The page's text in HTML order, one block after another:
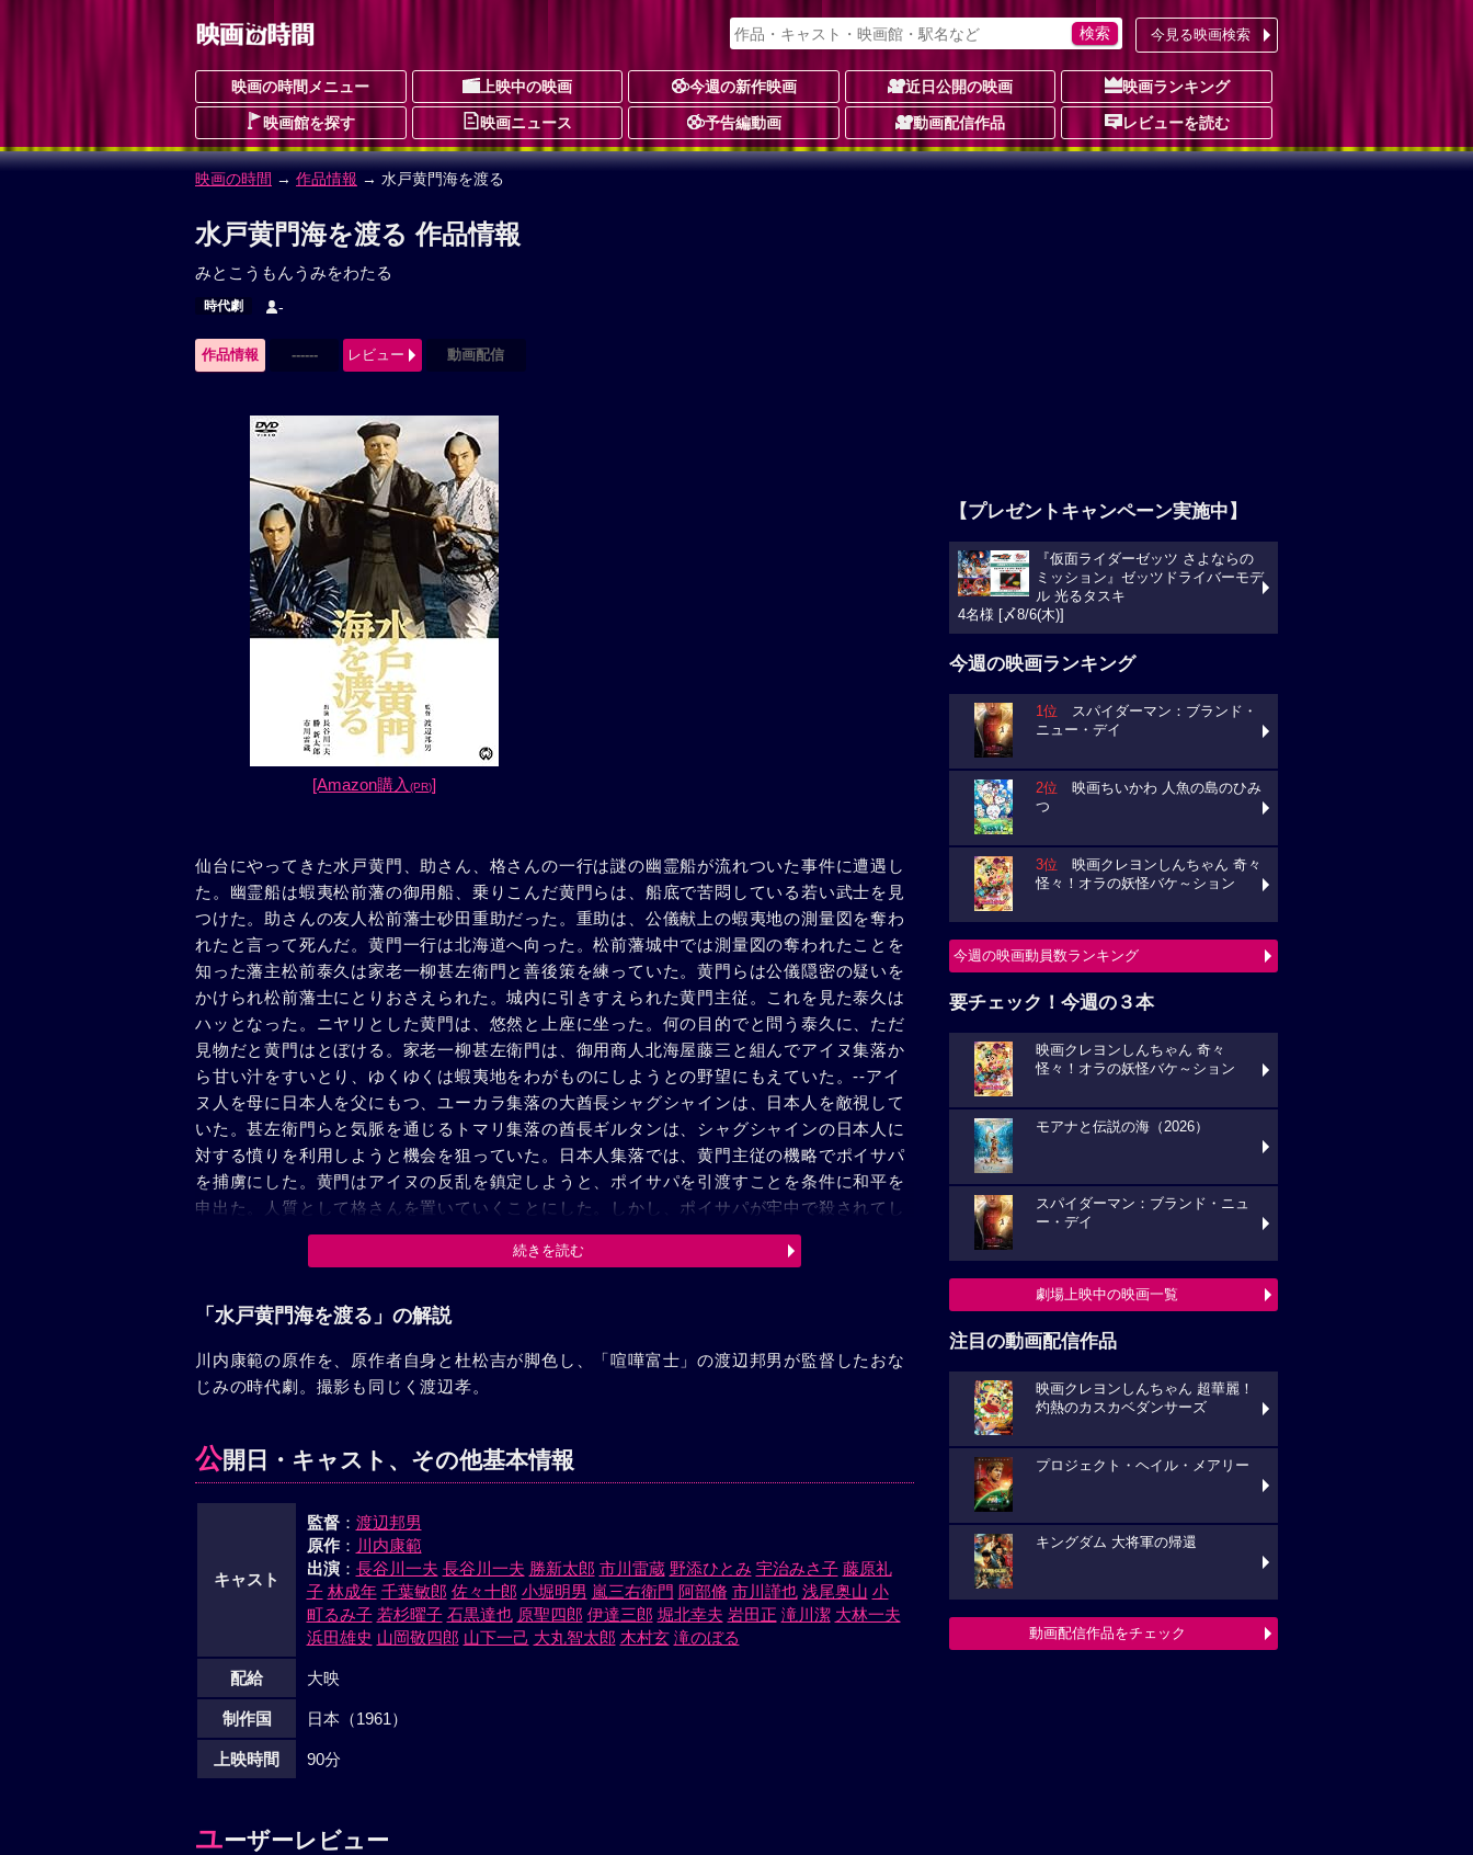
今見る映画検索
映画の時間メニュー 上映中の映画 今週の新作映画 近日公開の映画 映画ランキング
映画館を探す 映画ニュース 予告編動画 動画配信作品 レビューを読む
映画の時間 → 作品情報 → 水戸黄門海を渡る
水戸黄門海を渡る 作品情報
みとこうもんうみをわたる
時代劇 -
作品情報 ------ レビュー 動画配信
[Amazon購入(PR)]
仙台にやってきた水戸黄門、助さん、格さんの一行は謎の幽霊船が流れついた事件に遭遇し
た。幽霊船は蝦夷松前藩の御用船、乗りこんだ黄門らは、船底で苦悶している若い武士を見
つけた。助さんの友人松前藩士砂田重助だった。重助は、公儀献上の蝦夷地の測量図を奪わ
れたと言って死んだ。黄門一行は北海道へ向った。松前藩城中では測量図の奪われたことを
知った藩主松前泰久は家老一柳甚左衛門と善後策を練っていた。黄門らは公儀隠密の疑いを
かけられ松前藩士にとりおさえられた。城内に引きすえられた黄門主従。これを見た泰久は
ハッとなった。ニヤリとした黄門は、悠然と上座に坐った。何の目的でと問う泰久に、ただ
見物だと黄門はとぼける。家老一柳甚左衛門は、御用商人北海屋藤三と組んでアイヌ集落か
ら甘い汁をすいとり、ゆくゆくは蝦夷地をわがものにしようとの野望にもえていた。--アイ
ヌ人を母に日本人を父にもつ、ユーカラ集落の大酋長シャグシャインは、日本人を敵視して
いた。甚左衛門らと気脈を通じるトマリ集落の酋長ギルタンは、シャグシャインの日本人に
対する憤りを利用しようと機会を狙っていた。日本人集落では、黄門主従の機略でポイサパ
を捕虜にした。黄門はアイヌの反乱を鎮定しようと、ポイサパを引渡すことを条件に和平を
申出た。人質として格さんを置いていくことにした。しかし、ポイサパが牢中で殺されてし
まった。格さんが、ギルタンに襲われるシャグシャインの妹ノサップを助けた。ノサップは
格さんに乙女心をもやした。ギルタンの策謀もあり、アイヌの総攻撃が開始された。格さん
われ、和平を説いた。シャグシャインの心は動揺した。これを察知したギルタンは、甚左衛
地に平和が戻った。黄門主従は、シャグシャイン、ノサップに見送られて北海道をあとに、
足のむくまま諸国漫遊の旅を続ける。
続きを読む
「水戸黄門海を渡る」の解説
川内康範の原作を、原作者自身と杜松吉が脚色し、「喧嘩富士」の渡辺邦男が監督したおな
じみの時代劇。撮影も同じく渡辺孝。
公開日・キャスト、その他基本情報
キャスト
監督： 渡辺邦男
原作： 川内康範
出演： 長谷川一夫 長谷川一夫 勝新太郎 市川雷蔵 野添ひとみ 宇治みさ子 藤原礼
子 林成年 千葉敏郎 佐々十郎 小堀明男 嵐三右衛門 阿部脩 市川謹也 浅尾奥山 小
町るみ子 若杉曜子 石黒達也 原聖四郎 伊達三郎 堀北幸夫 岩田正 滝川潔 大林一夫
浜田雄史 山岡敬四郎 山下一己 大丸智太郎 木村玄 滝のぼる
配給 大映
制作国 日本（1961）
上映時間 90分
ユーザーレビュー
【プレゼントキャンペーン実施中】
『仮面ライダーゼッツ さよならの
ミッション』ゼッツドライバーモデ
ル 光るタスキ
4名様 [〆8/6(木)]
今週の映画ランキング
1位 スパイダーマン：ブランド・
ニュー・デイ
2位 映画ちいかわ 人魚の島のひみ
つ
3位 映画クレヨンしんちゃん 奇々
怪々！オラの妖怪バケ～ション
今週の映画動員数ランキング
要チェック！今週の３本
映画クレヨンしんちゃん 奇々
怪々！オラの妖怪バケ～ション
モアナと伝説の海（2026）
スパイダーマン：ブランド・ニュ
ー・デイ
劇場上映中の映画一覧
注目の動画配信作品
映画クレヨンしんちゃん 超華麗！
灼熱のカスカベダンサーズ
プロジェクト・ヘイル・メアリー
キングダム 大将軍の帰還
動画配信作品をチェック